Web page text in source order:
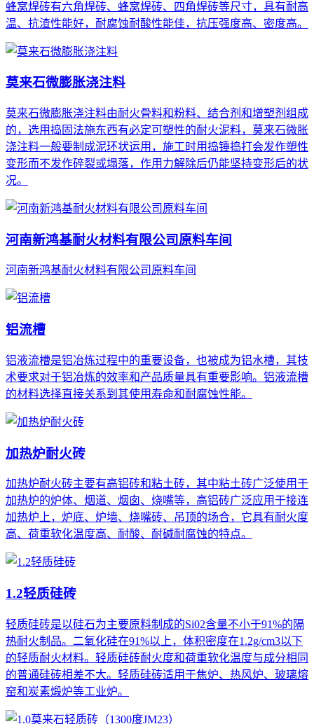
蜂窝焊砖有六角焊砖、蜂窝焊砖、四角焊砖等尺寸，具有耐高
温、抗渣性能好，耐腐蚀耐酸性能佳，抗压强度高、密度高。
莫来石微膨胀浇注料
莫来石微膨胀浇注料由耐火骨料和粉料、结合剂和增塑剂组成
的，选用捣固法施东西有必定可塑性的耐火泥料，莫来石微胀
浇注料一般要制成泥环状运用，施工时用捣锤捣打会发作塑性
变形而不发作碎裂或塌落，作用力解除后仍能坚持变形后的状
况。
河南新鸿基耐火材料有限公司原料车间
河南新鸿基耐火材料有限公司原料车间
铝流槽
铝液流槽是铝冶炼过程中的重要设备，也被成为铝水槽，其技
术要求对于铝冶炼的效率和产品质量具有重要影响。铝液流槽
的材料选择直接关系到其使用寿命和耐腐蚀性能。
加热炉耐火砖
加热炉耐火砖主要有高铝砖和粘土砖，其中粘土砖广泛使用于
加热炉的炉体、烟道、烟囱、烧嘴等，高铝砖广泛应用于接连
加热炉上，炉底、炉墙、烧嘴砖、吊顶的场合，它具有耐火度
高、荷重软化温度高、耐酸、耐碱耐腐蚀的特点。
1.2轻质硅砖
轻质硅砖是以硅石为主要原料制成的Si02含量不小于91%的隔
热耐火制品。二氧化硅在91%以上，体积密度在1.2g/cm3以下
的轻质耐火材料。轻质硅砖耐火度和荷重软化温度与成分相同
的普通硅砖相差不大。轻质硅砖适用于焦炉、热风炉、玻璃熔
窑和炭素煅炉等工业炉。